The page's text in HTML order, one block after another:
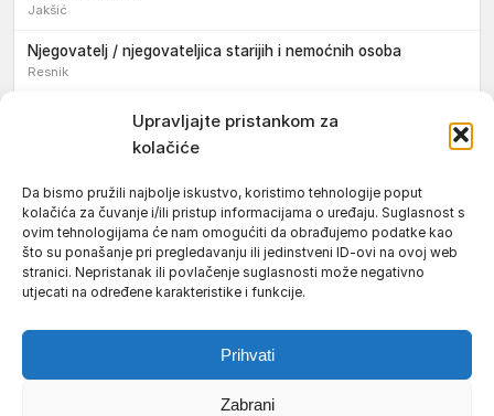
Upravljajte pristankom za
kolačiće
Da bismo pružili najbolje iskustvo, koristimo tehnologije poput
kolačića za čuvanje i/ili pristup informacijama o uređaju. Suglasnost s
ovim tehnologijama će nam omogućiti da obrađujemo podatke kao
što su ponašanje pri pregledavanju ili jedinstveni ID-ovi na ovoj web
stranici. Nepristanak ili povlačenje suglasnosti može negativno
utjecati na određene karakteristike i funkcije.
Prihvati
Zabrani
Jakšić
Njegovatelj / njegovateljica starijih i nemoćnih osoba
Resnik
Konobar / konobarica
Jakšić
Vozač / vozačica teretnog vozila s poluprikolicom
Požega
Pomoćnik/ica u nastavi